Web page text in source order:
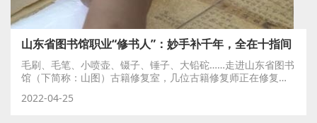
山东省图书馆职业“修书人”：妙手补千年，全在十指间
毛刷、毛笔、小喷壶、镊子、锤子、大铅砣……走进山东省图书
馆（下简称：山图）古籍修复室，几位古籍修复师正在修复
2022-04-25